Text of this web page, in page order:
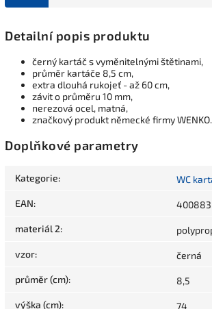
Detailní popis produktu
černý kartáč s vyměnitelnými štětinami,
průměr kartáče 8,5 cm,
extra dlouhá rukojeť - až 60 cm,
závit o průměru 10 mm,
nerezová ocel, matná,
značkový produkt německé firmy WENKO.
Doplňkové parametry
Kategorie: WC
EAN:
materiál 2:
vzor: černá
průměr (cm): 8,5
výška (cm): 74